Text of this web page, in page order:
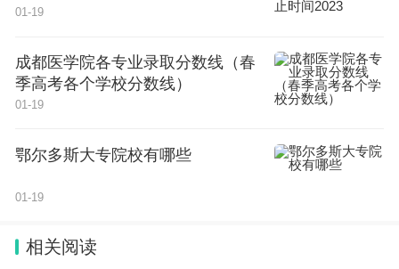
01-19
成都医学院各专业录取分数线（春
季高考各个学校分数线）
01-19
鄂尔多斯大专院校有哪些
01-19
相关阅读